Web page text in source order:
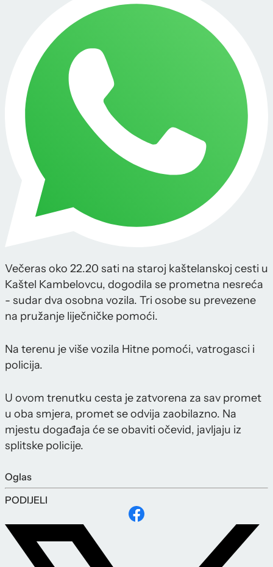
Večeras oko 22.20 sati na staroj kaštelanskoj cesti u
Kaštel Kambelovcu, dogodila se prometna nesreća
- sudar dva osobna vozila. Tri osobe su prevezene
na pružanje liječničke pomoći.
Na terenu je više vozila Hitne pomoći, vatrogasci i
policija.
U ovom trenutku cesta je zatvorena za sav promet
u oba smjera, promet se odvija zaobilazno. Na
mjestu događaja će se obaviti očevid, javljaju iz
splitske policije.
Oglas
PODIJELI